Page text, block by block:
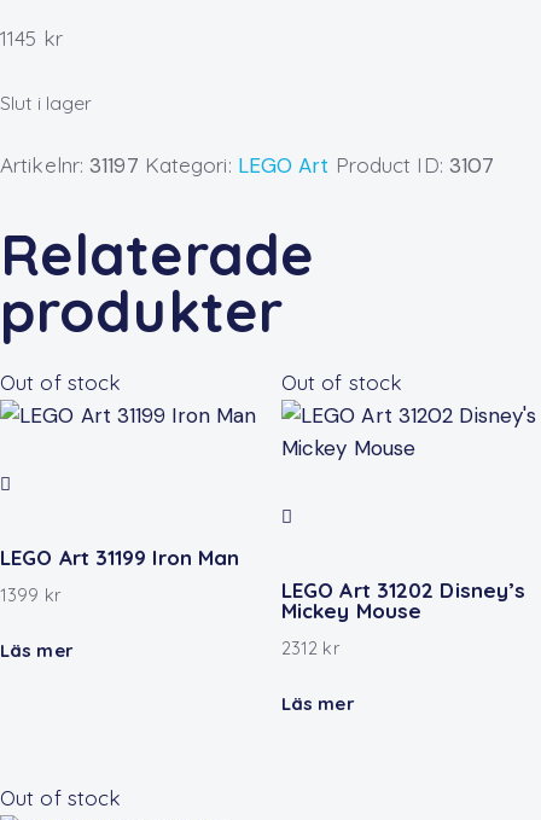
1145 kr
Slut i lager
Artikelnr:31197 Kategori: LEGO Art Product ID: 3107
Relaterade
produkter
Out of stock
LEGO Art 31199 Iron Man
1399 kr
Läs mer
Out of stock
LEGO Art 31202 Disney’s
Mickey Mouse
2312 kr
Läs mer
Out of stock